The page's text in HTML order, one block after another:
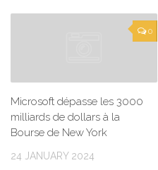
0
Microsoft dépasse les 3000
milliards de dollars à la
Bourse de New York
24 JANUARY 2024